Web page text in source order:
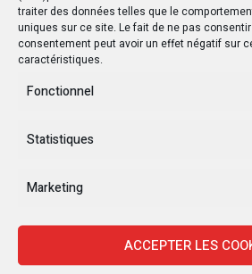
traiter des données telles que le
uniques sur ce site. Le fait de ne pas
consentement peut avoir un effet négatif sur
caractéristiques.
Fonctionnel
Statistiques
Marketing
ACCEPTER LES
Nouvelles Récentes